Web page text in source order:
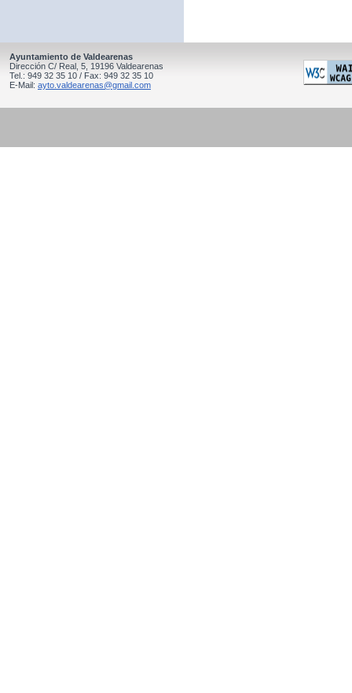
Ayuntamiento de Valdearenas
Dirección C/ Real, 5, 19196 Valdearenas
Tel.: 949 32 35 10 / Fax: 949 32 35 10
E-Mail: ayto.valdearenas@gmail.com